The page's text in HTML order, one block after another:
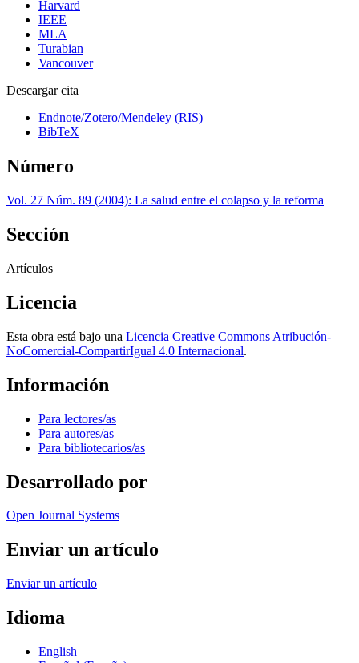
Harvard
IEEE
MLA
Turabian
Vancouver
Descargar cita
Endnote/Zotero/Mendeley (RIS)
BibTeX
Número
Vol. 27 Núm. 89 (2004): La salud entre el colapso y la reforma
Sección
Artículos
Licencia
Esta obra está bajo una Licencia Creative Commons Atribución-
NoComercial-CompartirIgual 4.0 Internacional.
Información
Para lectores/as
Para autores/as
Para bibliotecarios/as
Desarrollado por
Open Journal Systems
Enviar un artículo
Enviar un artículo
Idioma
English